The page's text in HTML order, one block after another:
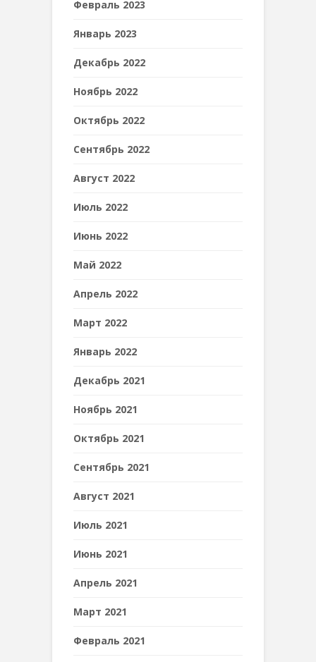
Февраль 2023
Январь 2023
Декабрь 2022
Ноябрь 2022
Октябрь 2022
Сентябрь 2022
Август 2022
Июль 2022
Июнь 2022
Май 2022
Апрель 2022
Март 2022
Январь 2022
Декабрь 2021
Ноябрь 2021
Октябрь 2021
Сентябрь 2021
Август 2021
Июль 2021
Июнь 2021
Апрель 2021
Март 2021
Февраль 2021